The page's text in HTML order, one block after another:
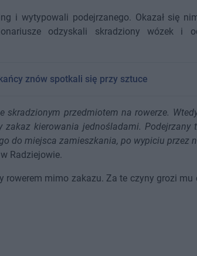
i wytypowali podejrzanego. Okazał się
odzyskali skradziony wózek i
znów spotkali się przy sztuce
przedmiotem na rowerze. Wtedy
kierowania jednośladami. Podejrzany
do miejsca zamieszkania, po wypiciu przez
Radziejowie.
rowerem mimo zakazu. Za te czyny grozi mu